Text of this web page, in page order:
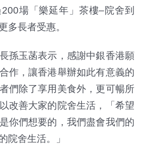
場「樂延年」茶樓–院舍到
多長者受惠。
孫玉菡表示，感謝中銀香港願
作，讓香港舉辦如此有意義的
們除了享用美食外，更可暢所
改善大家的院舍生活，「希望
你們想要的，我們盡會我們的
院舍生活。」